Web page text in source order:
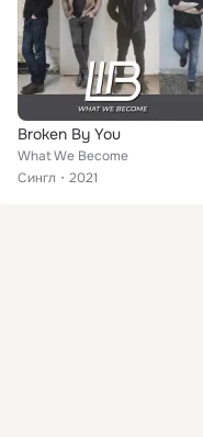
Broken By You
What We Become
Сингл
2021